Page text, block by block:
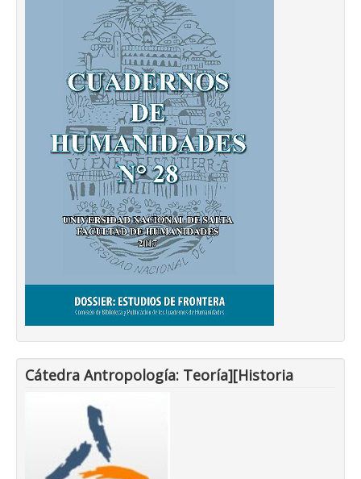
Cátedra Antropología: Teoría][Historia